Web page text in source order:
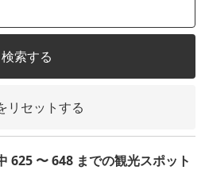
検索する
リセットする
625 〜 648 までの観光スポット